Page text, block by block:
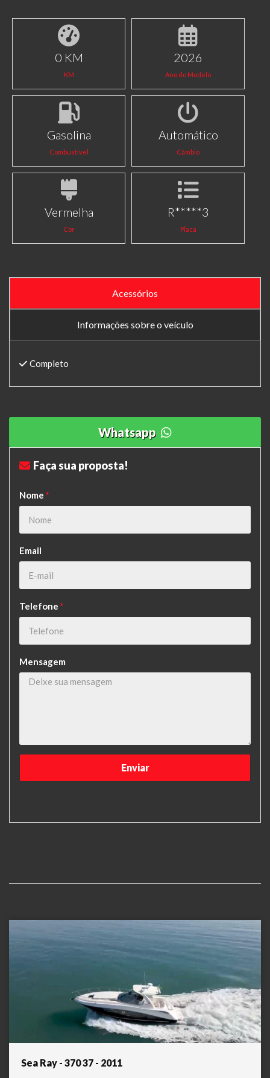
0 KM
KM
2026
Ano do Modelo
Gasolina
Combustível
Automático
Câmbio
Vermelha
Cor
R*****3
Placa
Acessórios
Informações sobre o veículo
Completo
Whatsapp
Faça sua proposta!
Nome *
Email
Telefone *
Mensagem
Sea Ray - 370 37 - 2011